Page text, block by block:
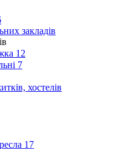
закладів
12
7
хостелів
17